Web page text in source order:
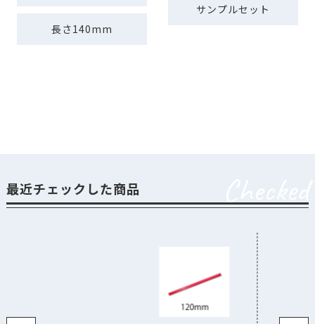
長さ140mm
サンプルセット
最近チェックした商品